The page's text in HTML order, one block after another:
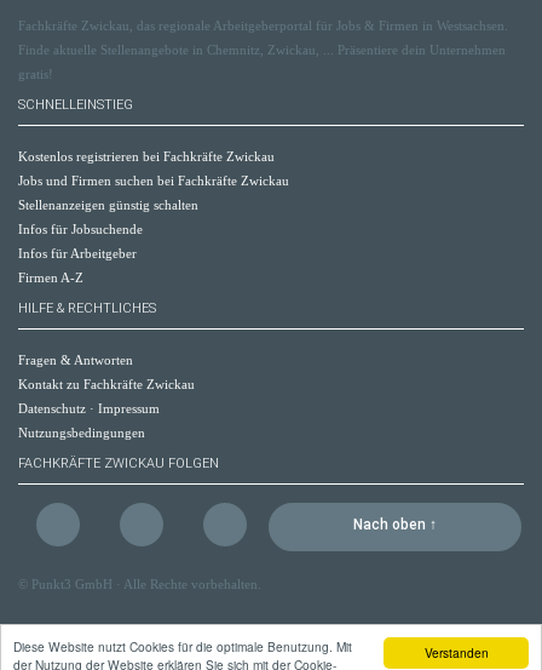
Verstanden
Diese Website nutzt Cookies für die optimale Benutzung. Mit
der Nutzung der Website erklären Sie sich mit der Cookie-
Fachkräfte Zwickau, das regionale Arbeitgeberportal für Jobs & Firmen in Westsachsen.
Finde aktuelle Stellenangebote in Chemnitz, Zwickau, ... Präsentiere dein Unternehmen
gratis!
SCHNELLEINSTIEG
Kostenlos registrieren bei Fachkräfte Zwickau
Jobs und Firmen suchen bei Fachkräfte Zwickau
Stellenanzeigen günstig schalten
Infos für Jobsuchende
Infos für Arbeitgeber
Firmen A-Z
HILFE & RECHTLICHES
Fragen & Antworten
Kontakt zu Fachkräfte Zwickau
Datenschutz · Impressum
Nutzungsbedingungen
FACHKRÄFTE ZWICKAU FOLGEN
Nach oben ↑
© Punkt3 GmbH · Alle Rechte vorbehalten.